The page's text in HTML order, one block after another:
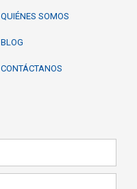
QUIÉNES SOMOS
BLOG
CONTÁCTANOS